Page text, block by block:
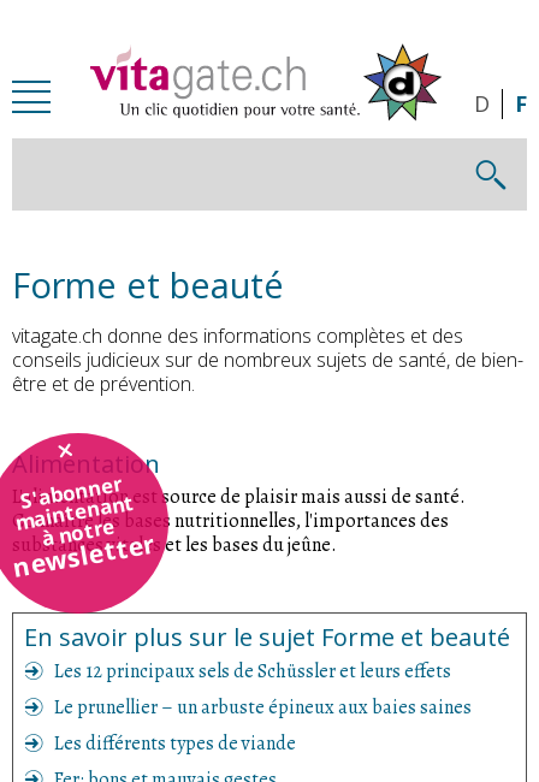
S'abonner
maintenant
à notre
newsletter
D F
Forme et beauté
vitagate.ch donne des informations complètes et des
conseils judicieux sur de nombreux sujets de santé, de bien-
être et de prévention.
Alimentation
L'alimentation est source de plaisir mais aussi de santé.
Connaître les bases nutritionnelles, l'importances des
substances vitales et les bases du jeûne.
En savoir plus sur le sujet Forme et beauté
Les 12 principaux sels de Schüssler et leurs effets
Le prunellier – un arbuste épineux aux baies saines
Les différents types de viande